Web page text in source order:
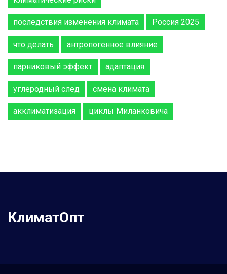
последствия изменения климата Россия 2025
что делать антропогенное влияние
парниковый эффект адаптация
углеродный след смена климата
акклиматизация циклы Миланковича
КлиматОпт